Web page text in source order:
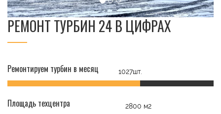
РЕМОНТ ТУРБИН 24 В ЦИФРАХ
Ремонтируем турбин в месяц 1027шт.
Площадь техцентра 2800 м2